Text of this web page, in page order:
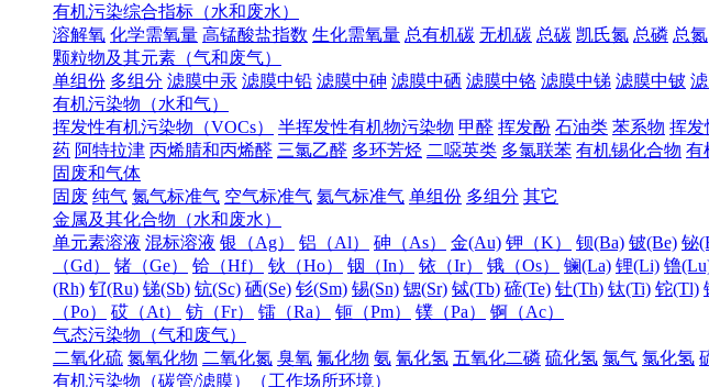
有机污染综合指标（水和废水）
溶解氧 化学需氧量 高锰酸盐指数 生化需氧量 总有机碳 无机碳 总碳 凯氏氮 总磷 总氮
颗粒物及其元素（气和废气）
单组份 多组分 滤膜中汞 滤膜中铅 滤膜中砷 滤膜中硒 滤膜中铬 滤膜中锑 滤膜中铍
有机污染物（水和气）
挥发性有机污染物（VOCs）
半挥发性有机物污染物 甲醛 挥发酚 石油类 苯系物 挥发
药 阿特拉津 丙烯腈和丙烯醛 三氯乙醛 多环芳烃 二噁英类 多氯联苯 有机锡化合物 有
固废和气体
固废 纯气 氮气标准气 空气标准气 氦气标准气 单组份 多组分 其它
金属及其化合物（水和废水）
单元素溶液 混标溶液 银（Ag） 铝（Al） 砷（As） 金(Au) 钾（K） 钡(Ba) 铍(Be) 铋
（Gd）
锗（Ge） 铪（Hf） 钬（Ho） 铟（In） 铱（Ir） 锇（Os） 镧(La) 锂(Li) 镥
(Rh) 钌(Ru) 锑(Sb) 钪(Sc) 硒(Se) 钐(Sm) 锡(Sn) 锶(Sr) 铽(Tb) 碲(Te) 钍(Th) 钛(Ti) 铊(Tl)
（Po）
砹（At） 钫（Fr） 镭（Ra） 钷（Pm） 镤（Pa）
锕（Ac）
气态污染物（气和废气）
二氧化硫 氮氧化物 二氧化氮 臭氧 氟化物 氨 氰化氢 五氧化二磷 硫化氢 氯气 氯化氢
有机污染物（碳管/滤膜）（工作场所环境）